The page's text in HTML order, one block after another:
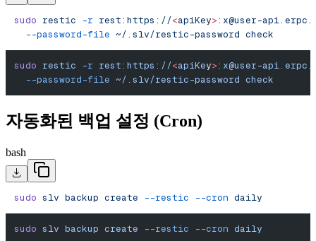
sudo restic -r rest:https://<apiKey>: x@user-
  --password-file
~/.slv/restic-password check
sudo restic -r rest:https://<apiKey>: x@user-
  --password-file
~/.slv/restic-password check
자동화된 백업 설정 (Cron)
bash
sudo slv backup create --restic --cron daily
sudo slv backup create --restic --cron daily